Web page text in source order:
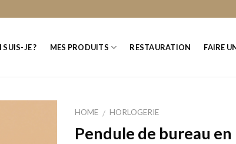
SUIS-JE ? MES PRODUITS RESTAURATION FAIRE
HOME / HORLOGERIE
Pendule de bureau